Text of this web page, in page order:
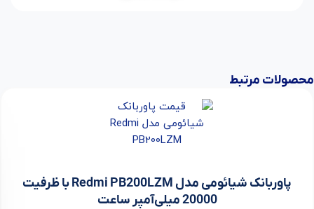
محصولات مرتبط
پاوربانک شیائومی مدل Redmi PB200LZM با ظرفیت
20000 میلی‌آمپر ساعت